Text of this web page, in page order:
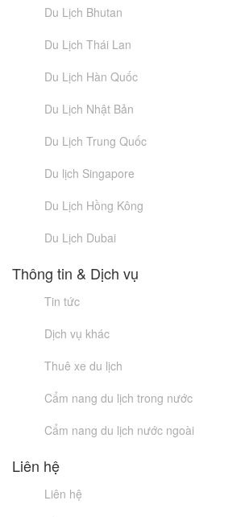
Du Lịch Bhutan
Du Lịch Thái Lan
Du Lịch Hàn Quốc
Du Lịch Nhật Bản
Du Lịch Trung Quốc
Du lịch Singapore
Du Lịch Hồng Kông
Du Lịch Dubai
Thông tin & Dịch vụ
Tin tức
Dịch vụ khác
Thuê xe du lịch
Cẩm nang du lịch trong nước
Cẩm nang du lịch nước ngoài
Liên hệ
Liên hệ